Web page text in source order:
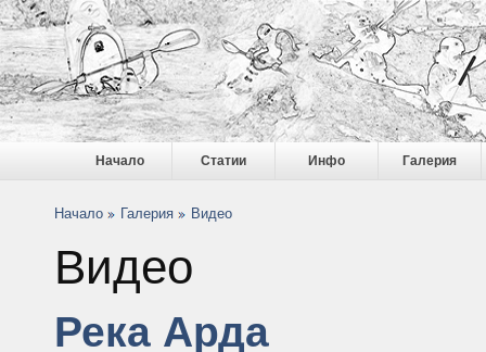
Начало Статии Инфо Галерия
Начало Галерия Видео
Видео
Река Арда